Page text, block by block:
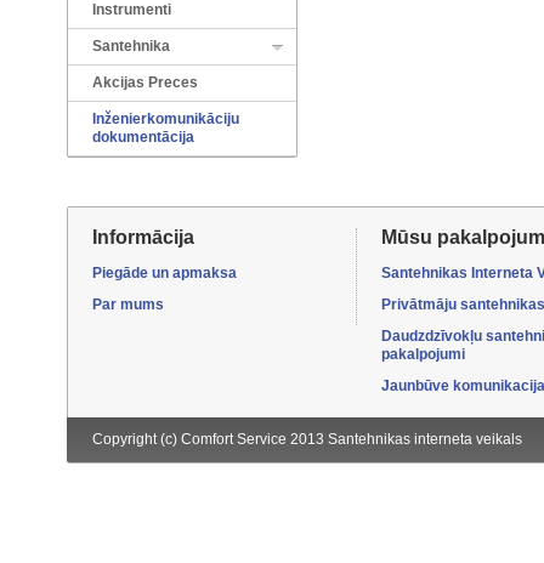
Instrumenti
Santehnika
Akcijas Preces
Inženierkomunikāciju
dokumentācija
Informācija
Piegāde un apmaksa
Par mums
Mūsu
Santehnikas Interneta
Privātmāju
Daudzdzīvokļu
pakalpojumi
Jaunbūve
Copyright (c) Comfort Service 2013 Santehnikas interneta veikals